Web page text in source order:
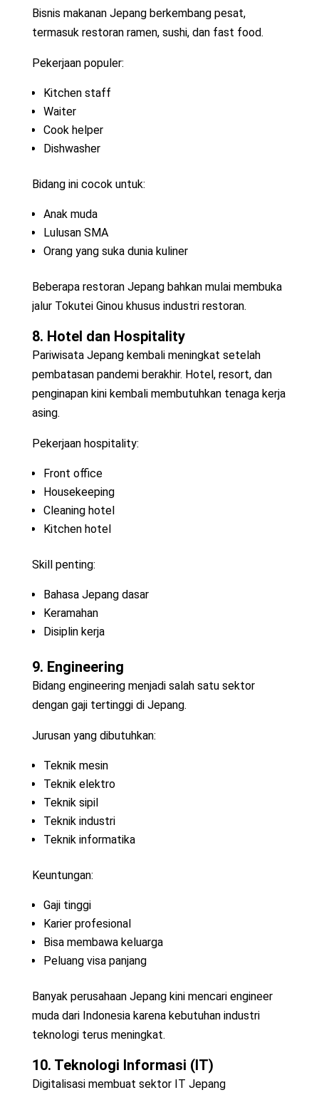
Bisnis makanan Jepang berkembang pesat,
termasuk restoran ramen, sushi, dan fast food.
Pekerjaan populer:
Kitchen staff
Waiter
Cook helper
Dishwasher
Bidang ini cocok untuk:
Anak muda
Lulusan SMA
Orang yang suka dunia kuliner
Beberapa restoran Jepang bahkan mulai membuka
jalur Tokutei Ginou khusus industri restoran.
8. Hotel dan Hospitality
Pariwisata Jepang kembali meningkat setelah
pembatasan pandemi berakhir. Hotel, resort, dan
penginapan kini kembali membutuhkan tenaga kerja
asing.
Pekerjaan hospitality:
Front office
Housekeeping
Cleaning hotel
Kitchen hotel
Skill penting:
Bahasa Jepang dasar
Keramahan
Disiplin kerja
9. Engineering
Bidang engineering menjadi salah satu sektor
dengan gaji tertinggi di Jepang.
Jurusan yang dibutuhkan:
Teknik mesin
Teknik elektro
Teknik sipil
Teknik industri
Teknik informatika
Keuntungan:
Gaji tinggi
Karier profesional
Bisa membawa keluarga
Peluang visa panjang
Banyak perusahaan Jepang kini mencari engineer
muda dari Indonesia karena kebutuhan industri
teknologi terus meningkat.
10. Teknologi Informasi (IT)
Digitalisasi membuat sektor IT Jepang